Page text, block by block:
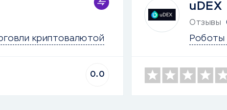
криптовалютой
0.0
uDEX
Отзывы
Роботы